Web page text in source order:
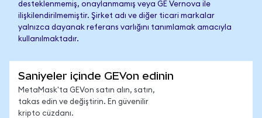
desteklenmemiş, onaylanmamış veya GE Vernova ile
ilişkilendirilmemiştir. Şirket adı ve diğer ticari markalar
yalnızca dayanak referans varlığını tanımlamak amacıyla
kullanılmaktadır.
Saniyeler içinde GEVon edinin
MetaMask'ta GEVon satın alın, satın,
takas edin ve değiştirin. En güvenilir
kripto cüzdanı.